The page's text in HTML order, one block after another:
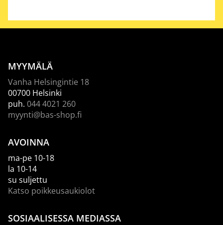
MYYMÄLÄ
Vanha Helsingintie 18
00700 Helsinki
puh. 044 4021 260
myynti@bas-shop.fi
AVOINNA
ma-pe 10-18
la 10-14
su suljettu
Katso poikkeusaukiolot
SOSIAALISESSA MEDIASSA